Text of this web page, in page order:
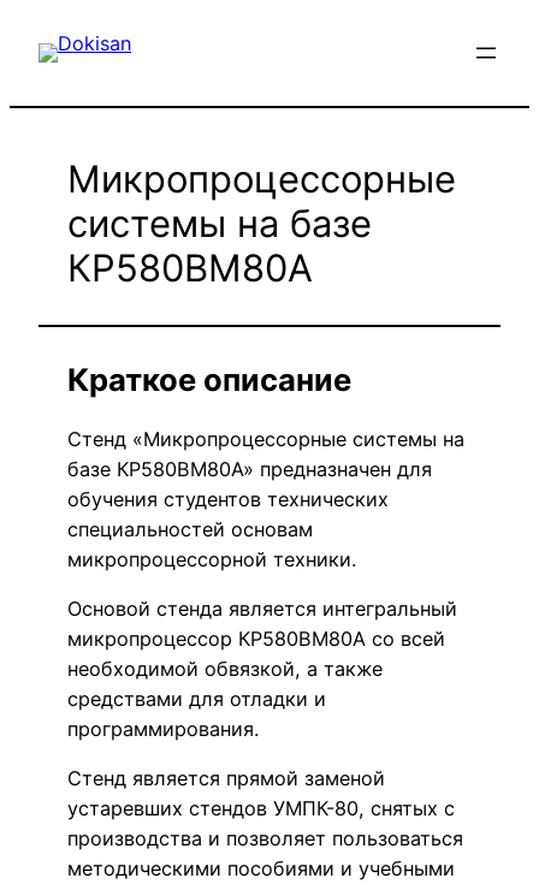
Микропроцессорные
системы на базе
КР580ВМ80А
Краткое описание
Стенд «Микропроцессорные системы на
базе КР580ВМ80А» предназначен для
обучения студентов технических
специальностей основам
микропроцессорной техники.
Основой стенда является интегральный
микропроцессор КР580ВМ80А со всей
необходимой обвязкой, а также
средствами для отладки и
программирования.
Стенд является прямой заменой
устаревших стендов УМПК-80, снятых с
производства и позволяет пользоваться
методическими пособиями и учебными